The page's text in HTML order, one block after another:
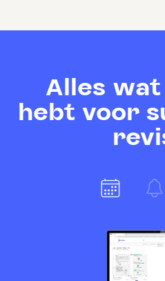
Alles
hebt voor